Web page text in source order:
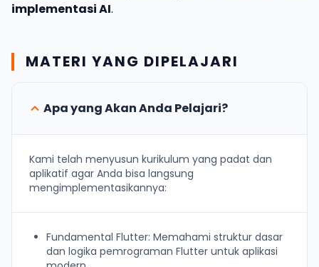
implementasi AI.
MATERI YANG DIPELAJARI
Apa yang Akan Anda Pelajari?
Kami telah menyusun kurikulum yang padat dan
aplikatif agar Anda bisa langsung
mengimplementasikannya:
Fundamental Flutter: Memahami struktur dasar
dan logika pemrograman Flutter untuk aplikasi